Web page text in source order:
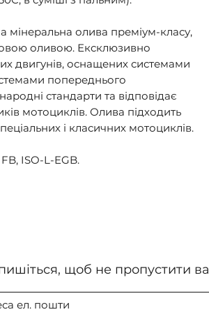
мінеральна олива преміум-класу,
оливою. Ексклюзивно
двигунів, оснащених системами
попереднього
стандарти та відповідає
мотоциклів. Олива підходить
і класичних мотоциклів.
ISO-L-EGB.
щоб не пропустити